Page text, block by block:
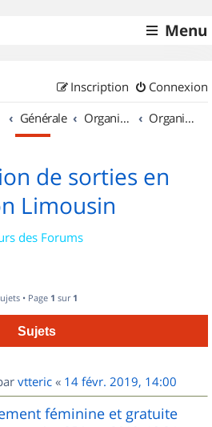
Menu
Connexion
Inscription
Générale Organisation de sorties & Recherche de partenaires Organisation de sorties en région Limousin
de sorties en
Limousin
des Forums
• Page 1 sur 1
Sujets
vtteric « 14 févr. 2019, 14:00
féminine et gratuite